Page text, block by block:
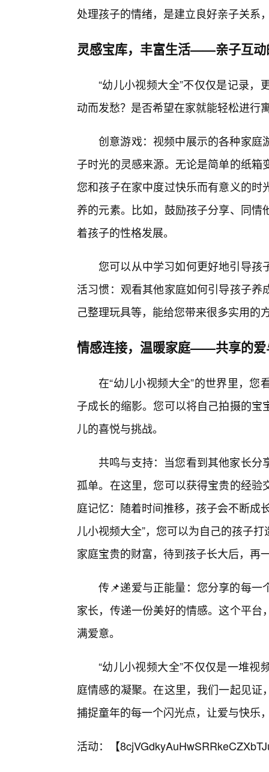
处理孩子的情绪，是建立良好亲子关系
灵感宝库，丰富生活——亲子互动
“幼儿小视频大全”不仅仅是记录
动而发愁？是否希望在家就能轻松进行
创意游戏：视频中展示的各种家庭
子时光的灵感来源。无论是简单的纸
您和孩子在家中度过快乐而有意义的
养的元素。比如，鼓励孩子分享、同
着孩子的性格发展。
您可以从中学习如何更好地引导孩
活习惯：观看其他家庭如何引导孩子
己整理玩具等，能给您带来很多实用的
情感连接，温暖家庭——共享的爱
在“幼儿小视频大全”的世界里，
子成长的缩影。您可以将自己拍摄的
儿的喜悦与挑战。
共鸣与支持：当您看到其他家长分
孤单。在这里，您可以获得宝贵的经
庭记忆：随着时间推移，孩子会不断成
儿小视频大全”，您可以为自己的孩子
家庭宝贵的财富，待到孩子长大后，再
传📌递爱与正能量：您分享的每一
家长，传递一份美好的情感。这个平
满爱意。
“幼儿小视频大全”不仅仅是一堆
庭情感的凝聚。在这里，我们一起见
捕捉童年的每一个闪光点，让爱与快乐
活动：【